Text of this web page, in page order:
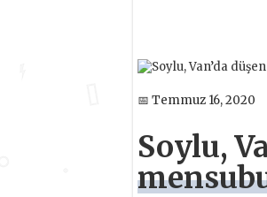
📅 Temmuz 16, 2020
Soylu,